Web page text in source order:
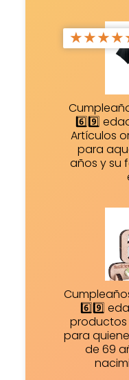
★★★★
6️⃣9️⃣
Artículos
para
años y su
6️⃣9️⃣
productos
para
de 69